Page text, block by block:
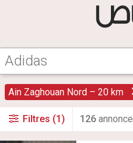
Ain Zaghouan Nord – 20 km
Filtres (1) 126 annonce